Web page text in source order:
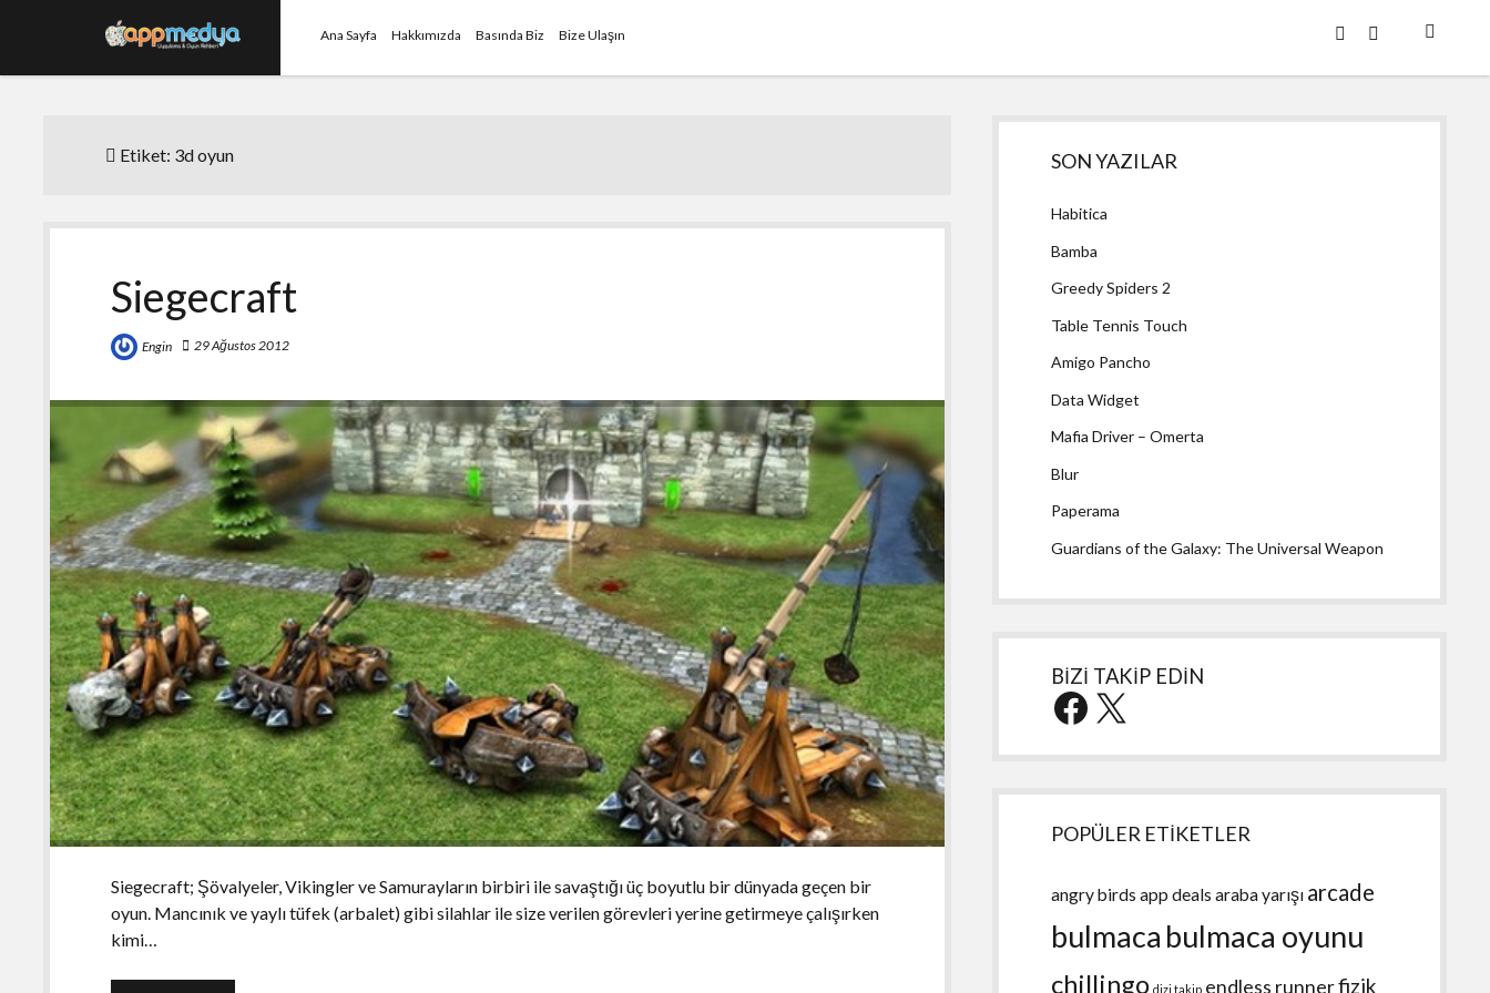
Ana Sayfa Hakkımızda Basında Biz Bize Ulaşın twitterfacebook
Etiket: 3d oyun
Siegecraft
Engin 29 Ağustos 2012
Siegecraft; Şövalyeler, Vikingler ve Samurayların birbiri ile savaştığı üç boyutlu bir dünyada geçen bir
oyun. Mancınık ve yaylı tüfek (arbalet) gibi silahlar ile size verilen görevleri yerine getirmeye çalışırken
kimi…
Yan
Menü
SON YAZILAR
Habitica
Bamba
Greedy Spiders 2
Table Tennis Touch
Amigo Pancho
Data Widget
Mafia Driver – Omerta
Blur
Paperama
Guardians of the Galaxy: The Universal Weapon
BİZİ TAKİP EDİN
Facebook
X
POPÜLER ETİKETLER
angry birds app deals araba yarışı arcade
bulmaca bulmaca oyunu
chillingo dizi takip endless runnerfizik